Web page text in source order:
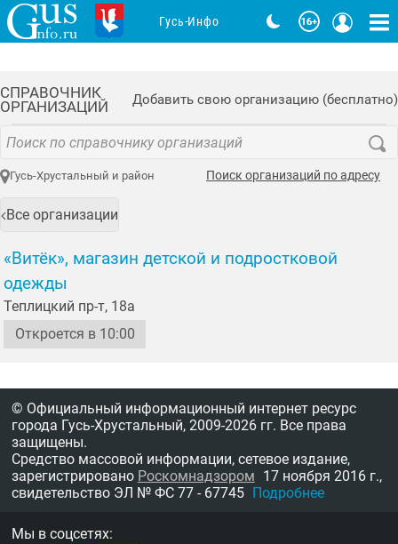
СПРАВОЧНИК
ОРГАНИЗАЦИЙ
Добавить свою организацию (бесплатно)
Гусь-Хрустальный и район Поиск организаций по адресу
Все организации
«Витёк», магазин детской и подростковой
одежды
Теплицкий пр-т, 18а
Откроется в 10:00
Гусь-Инфо
© Официальный информационный интернет ресурс
города Гусь-Хрустальный, 2009-2026 гг. Все права
защищены.
Средство массовой информации, сетевое издание,
зарегистрировано Роскомнадзором 17 ноября 2016 г.,
свидетельство ЭЛ № ФС 77 - 67745 Подробнее
Мы в соцсетях: